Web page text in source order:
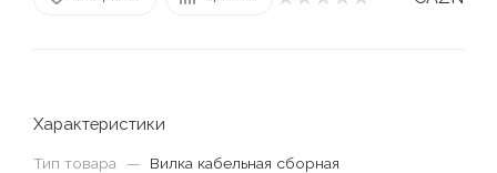
Характеристики
Тип товара —
Вилка кабельная сборная